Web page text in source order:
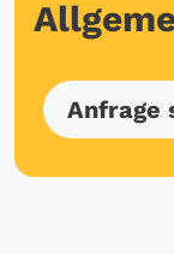
Anfrage